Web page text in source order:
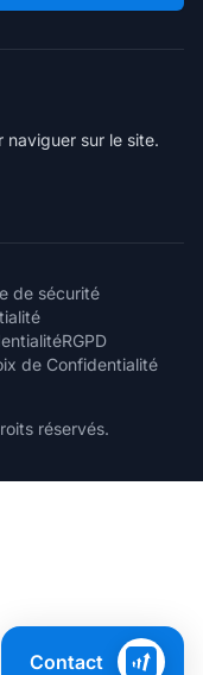
sur le site.
de sécurité
RGPD
de Confidentialité
réservés.
Contact